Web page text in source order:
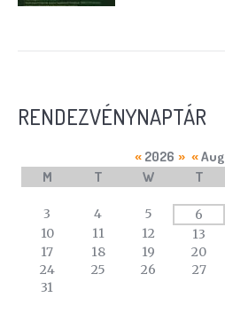
RENDEZVÉNYNAPTÁR
calendar
events
« 2026 » « Aug
M T W T
3
4 5 6
10
11 12 13
17
18 19 20
24
25 26 27
31